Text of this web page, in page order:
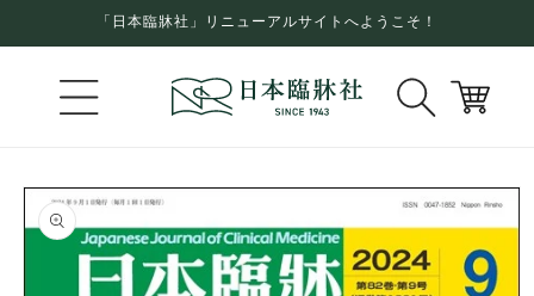
進む
「日本臨牀社」リニューアルサイトへようこそ！
ー
ト
商品情
報にス
キップ